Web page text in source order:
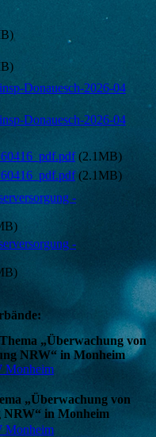
Donauesch-2026-04
Donauesch-2026-04
(2.1MB)
(2.1MB)
-
-
„Überwachung von
NRW“ in Monheim
Monheim
„Überwachung von
NRW“ in Monheim
Monheim